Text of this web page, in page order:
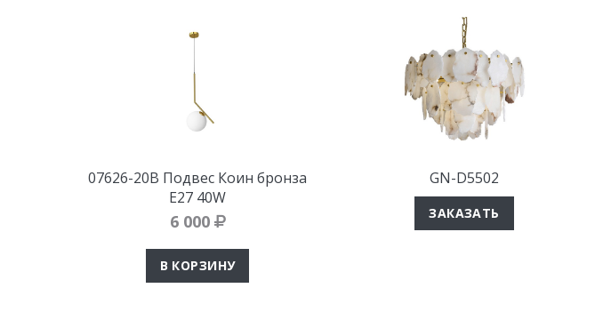
07626-20B Подвес Коин бронза
Е27 40W
6 000
В КОРЗИНУ
GN-D5502
ЗАКАЗАТЬ